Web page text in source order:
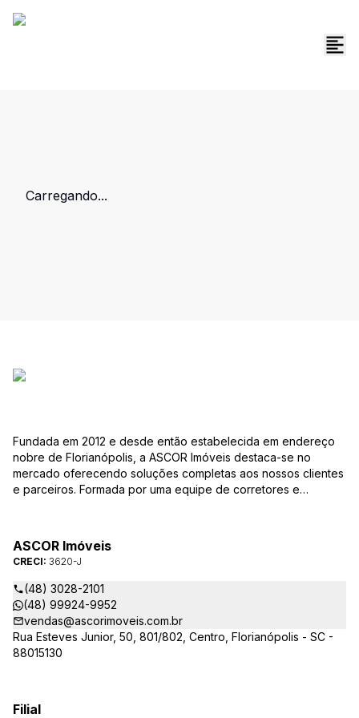
Carregando...
Fundada em 2012 e desde então estabelecida em endereço
nobre de Florianópolis, a ASCOR Imóveis destaca-se no
mercado oferecendo soluções completas aos nossos clientes
e parceiros. Formada por uma equipe de corretores e
está baseado numa relação de confiança mútua, inteligência
de negócios e busca das melhores oportunidades para quem
quer comprar, vender ou alugar um imóvel nessa fascinante
cidade. Durante este tempo de trabalho, aprimoramos a
qualidade dos nossos serviços, buscando sempre
proporcionar a melhor experiência e segurança para clientes
compradores, vendedores, inquilinos e proprietários.
Sabendo que os pequenos detalhes fazem a diferença, nossa
transacionamos um valor considerável em imóveis, mas a
ASCOR Imóveis
CRECI: 3620-J
(48) 3028-2101
(48) 99924-9952
vendas@ascorimoveis.com.br
Rua Esteves Junior, 50, 801/802, Centro, Florianópolis - SC -
88015130
Filial